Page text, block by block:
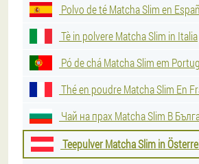
Polvo de té Matcha Slim en
Tè in polvere Matcha Slim in Italia
Pó de chá Matcha Slim em
Thé en poudre Matcha Slim En
Чай на прах Matcha Slim В
Teepulver Matcha Slim in